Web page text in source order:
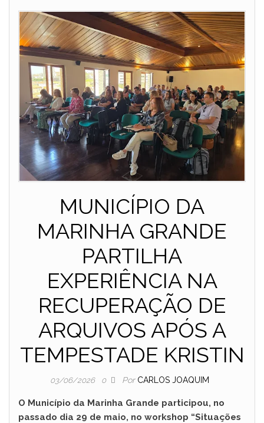
MUNICÍPIO DA
MARINHA GRANDE
PARTILHA
EXPERIÊNCIA NA
RECUPERAÇÃO DE
ARQUIVOS APÓS A
TEMPESTADE KRISTIN
03/06/2026 0 Por CARLOS JOAQUIM
O Município da Marinha Grande participou, no
passado dia 29 de maio, no workshop “Situações